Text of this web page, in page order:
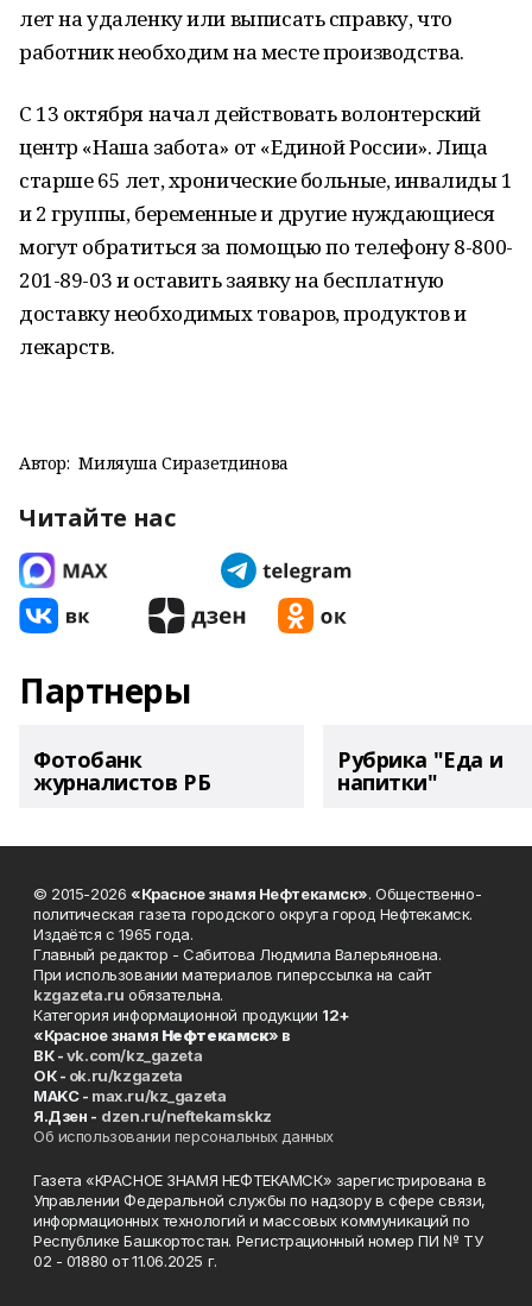
лет на удаленку или выписать справку, что
работник необходим на месте производства.
С 13 октября начал действовать волонтерский
центр «Наша забота» от «Единой России». Лица
старше 65 лет, хронические больные, инвалиды 1
и 2 группы, беременные и другие нуждающиеся
могут обратиться за помощью по телефону 8-800-
201-89-03 и оставить заявку на бесплатную
доставку необходимых товаров, продуктов и
лекарств.
Автор: Миляуша Сиразетдинова
Читайте нас
Партнеры
Фотобанк
журналистов РБ
Рубрика "Еда и
напитки"
© 2015-2026 «Красное знамя Нефтекамск». Общественно-
политическая газета городского округа город Нефтекамск.
Издаётся с 1965 года.
Главный редактор - Сабитова Людмила Валерьяновна.
При использовании материалов гиперссылка на сайт
kzgazeta.ru обязательна.
Категория информационной продукции 12+
«Красное знамя Нефтекамск» в
ВК -vk.com/kz_gazeta
ОК - ok.ru/kzgazeta
MAKC - max.ru/kz_gazeta
Я.Дзен - dzen.ru/neftekamskkz
Об использовании персональных данных
Газета «КРАСНОЕ ЗНАМЯ НЕФТЕКАМСК» зарегистрирована в
Управлении Федеральной службы по надзору в сфере связи,
информационных технологий и массовых коммуникаций по
Республике Башкортостан. Регистрационный номер ПИ № ТУ
02 - 01880 от 11.06.2025 г.